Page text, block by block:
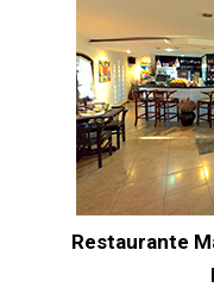
Restaurante